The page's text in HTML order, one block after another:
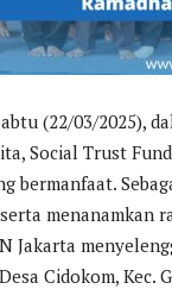
(22/03/2025),
Social Trust
bermanfaat.
menanamkan
Jakarta
Cidokom, Kec.